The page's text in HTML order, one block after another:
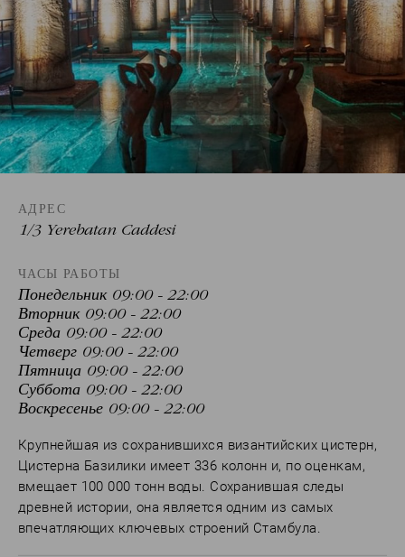
АДРЕС
1/3 Yerebatan Caddesi
ЧАСЫ РАБОТЫ
Понедельник 09:00 - 22:00
Вторник 09:00 - 22:00
Среда 09:00 - 22:00
Четверг 09:00 - 22:00
Пятница 09:00 - 22:00
Суббота 09:00 - 22:00
Воскресенье 09:00 - 22:00
Крупнейшая из сохранившихся византийских цистерн,
Цистерна Базилики имеет 336 колонн и, по оценкам,
вмещает 100 000 тонн воды. Сохранившая следы
древней истории, она является одним из самых
впечатляющих ключевых строений Стамбула.